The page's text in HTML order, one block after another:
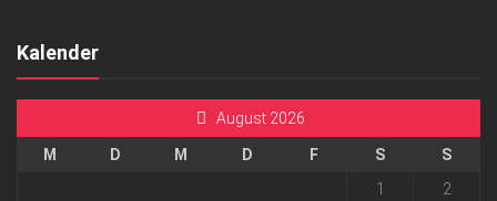
Kalender
August 2026
M D M D F S
S
1
2